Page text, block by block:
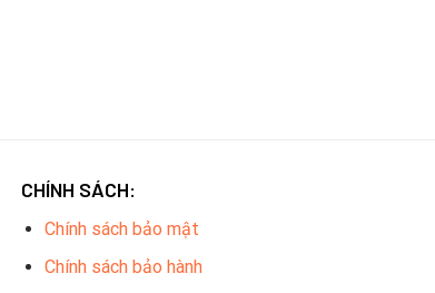
CHÍNH SÁCH:
Chính sách bảo mật
Chính sách bảo hành